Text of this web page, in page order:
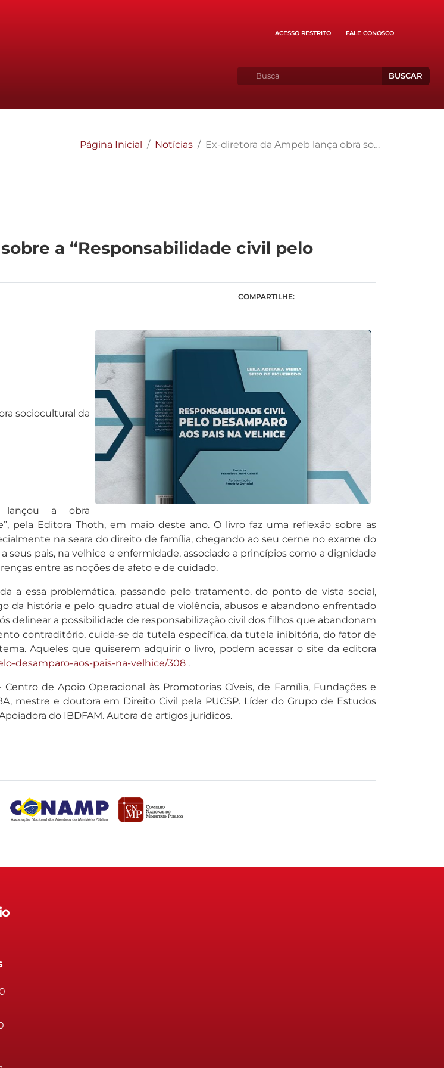
ACESSO RESTRITO FALE CONOSCO
BUSCAR
Página Inicial Notícias Ex-diretora da Ampeb lança obra sobre a “Responsabilidade civil pelo desamparo aos pais na velhice”
a “Responsabilidade civil pelo
COMPARTILHE:
sociocultural da
lançou a obra
pela Editora Thoth, em maio deste ano. O livro faz uma reflexão sobre as
na seara do direito de família, chegando ao seu cerne no exame do
seus pais, na velhice e enfermidade, associado a princípios como a dignidade
entre as noções de afeto e de cuidado.
a essa problemática, passando pelo tratamento, do ponto de vista social,
da história e pelo quadro atual de violência, abusos e abandono enfrentado
delinear a possibilidade de responsabilização civil dos filhos que abandonam
contraditório, cuida-se da tutela específica, da tutela inibitória, do fator de
Aqueles que quiserem adquirir o livro, podem acessar o site da editora
desamparo-aos-pais-na-velhice/308 .
de Apoio Operacional às Promotorias Cíveis, de Família, Fundações e
mestre e doutora em Direito Civil pela PUCSP. Líder do Grupo de Estudos
do IBDFAM. Autora de artigos jurídicos.